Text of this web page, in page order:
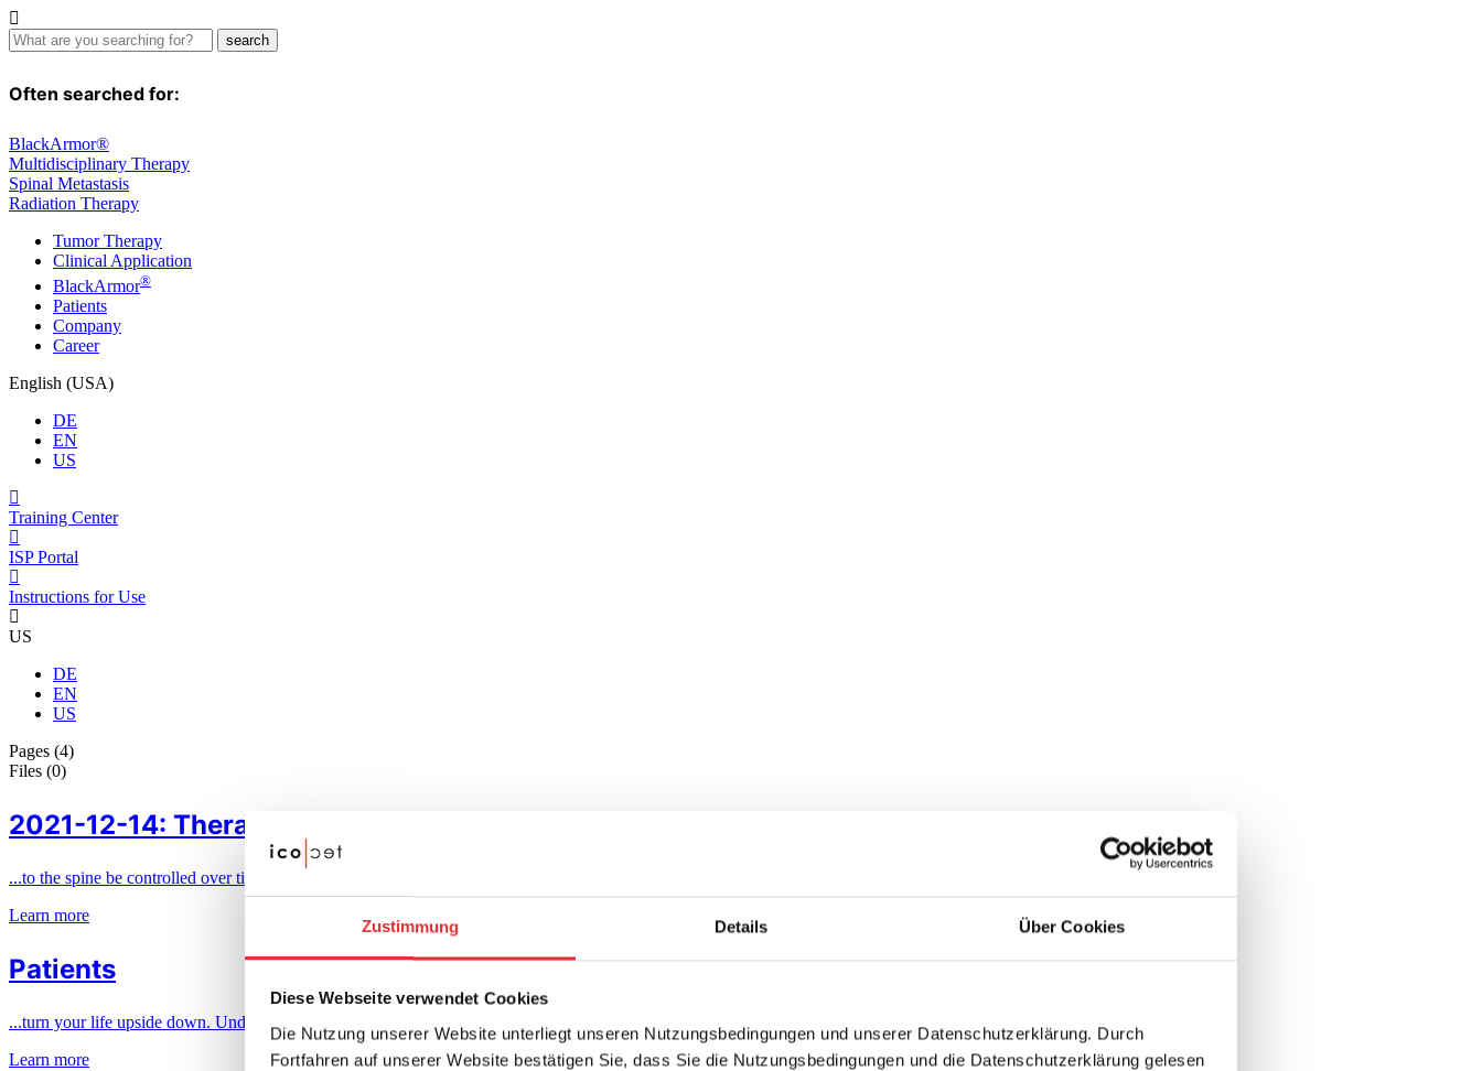
Zustimmung Details Über Cookies
Diese Webseite verwendet Cookies
Die Nutzung unserer Website unterliegt unseren Nutzungsbedingungen und unserer Datenschutzerklärung. Durch
Fortfahren auf unserer Website bestätigen Sie, dass Sie die Nutzungsbedingungen und die Datenschutzerklärung gelesen
Often searched for:
BlackArmor®
Multidisciplinary Therapy
Spinal Metastasis
Radiation Therapy
Tumor Therapy
Clinical Application
BlackArmor®
Patients
Company
Career
English (USA)
DE
EN
US
Training Center
ISP Portal
Instructions for Use
US
DE
EN
US
Pages (4)
Files (0)
2021-12-14: Therapy of Spine Tumors - New Academy Begins Cross-Disciplinary Research
...to the spine be controlled over time and treated as a chronic disease, with resulting increased longevity? Which
Learn more
Patients
...turn your life upside down. Understanding your condition and the different
Learn more